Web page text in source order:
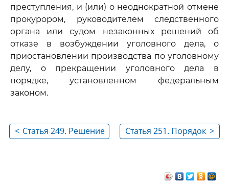
преступления, и (или) о неоднократной отмене
прокурором, руководителем следственного
органа или судом незаконных решений об
отказе в возбуждении уголовного дела, о
приостановлении производства по уголовному
делу, о прекращении уголовного дела в
порядке, установленном федеральным
законом.
< Статья 249. Решение
>
Статья 251. Порядок
искового заявления